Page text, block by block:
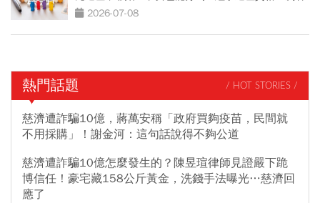
2026-07-08
熱門話題 / HOT STORIES /
慈濟遭詐騙10億，蔣萬安稱「政府買夠疫苗，民間就
不用採購」！謝金河：這句話說得不夠公道
慈濟遭詐騙10億怎麼發生的？陳昱瑄律師見證嚴下跪
博信任！豪宅藏158公斤黃金，洗錢手法曝光…慈濟回
應了